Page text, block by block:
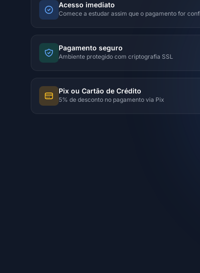
Acesso imediato
Comece a estudar assim que o pagamento for
Pagamento seguro
Ambiente protegido com criptografia SSL
Pix ou Cartão de Crédito
5% de desconto no pagamento via Pix